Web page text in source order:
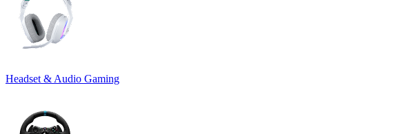
Headset & Audio Gaming